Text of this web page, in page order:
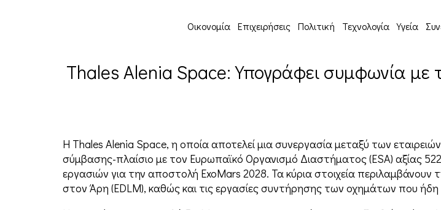
Οικονομία Επιχειρήσεις Πολιτική Τεχνολογία Υγεία
Thales Alenia Space: Υπογράφει συμφωνία με
Η Thales Alenia Space, η οποία αποτελεί μια συνεργασία μεταξύ των
σύμβασης-πλαίσιο με τον Ευρωπαϊκό Οργανισμό Διαστήματος (ESA) αξίας
εργασιών για την αποστολή ExoMars 2028. Τα κύρια στοιχεία
στον Άρη (EDLM), καθώς και τις εργασίες συντήρησης των οχημάτων που